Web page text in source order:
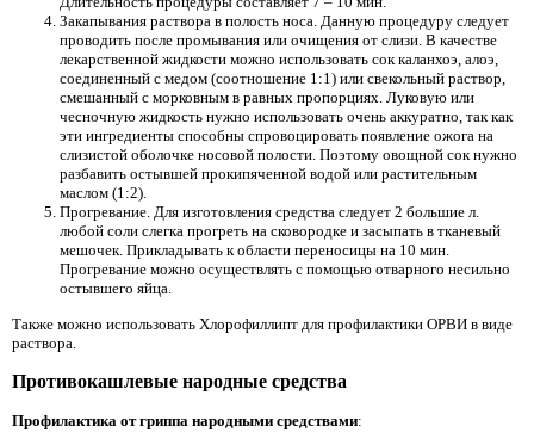
Закапывания раствора в полость носа. Данную процедуру следует
проводить после промывания или очищения от слизи. В качестве
лекарственной жидкости можно использовать сок каланхоэ, алоэ,
соединенный с медом (соотношение 1:1) или свекольный раствор,
смешанный с морковным в равных пропорциях. Луковую или
чесночную жидкость нужно использовать очень аккуратно, так как
эти ингредиенты способны спровоцировать появление ожога на
слизистой оболочке носовой полости. Поэтому овощной сок нужно
разбавить остывшей прокипяченной водой или растительным
маслом (1:2).
Прогревание. Для изготовления средства следует 2 большие л.
любой соли слегка прогреть на сковородке и засыпать в тканевый
мешочек. Прикладывать к области переносицы на 10 мин.
Прогревание можно осуществлять с помощью отварного несильно
остывшего яйца.
Также можно использовать Хлорофиллипт для профилактики ОРВИ в виде
раствора.
Противокашлевые народные средства
Профилактика от гриппа народными средствами: